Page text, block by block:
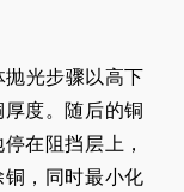
光步骤以高下
度。随后的铜
在阻挡层上，
，同时最小化